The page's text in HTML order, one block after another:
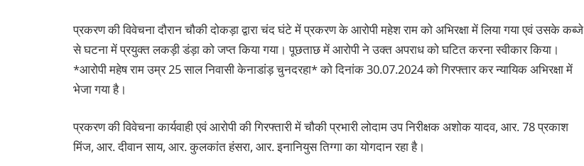
प्रकरण की विवेचना दौरान चौकी दोकड़ा द्वारा चंद घंटे में प्रकरण के आरोपी महेश राम को अभिरक्षा में लिया गया एवं उसके कब्जे
से घटना में प्रयुक्त लकड़ी डंड़ा को जप्त किया गया। पूछताछ में आरोपी ने उक्त अपराध को घटित करना स्वीकार किया।
*आरोपी महेष राम उम्र 25 साल निवासी केनाडांड़ चुनदरहा* को दिनांक 30.07.2024 को गिरफ्तार कर न्यायिक अभिरक्षा में
भेजा गया है।
प्रकरण की विवेचना कार्यवाही एवं आरोपी की गिरफ्तारी में चौकी प्रभारी लोदाम उप निरीक्षक अशोक यादव, आर. 78 प्रकाश
मिंज, आर. दीवान साय, आर. कुलकांत हंसरा, आर. इनानियुस तिग्गा का योगदान रहा है।